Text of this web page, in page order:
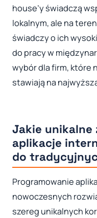
house’y świadczą
lokalnym, ale na
świadczy o ich
do pracy w
wybór dla firm, które
stawiają na
Jakie unikalne
aplikacje
do
Programowanie
nowoczesnych
szereg unikalnych